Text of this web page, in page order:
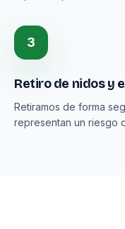
3
Retiro de nidos y
Retiramos de forma
representan un riesgo